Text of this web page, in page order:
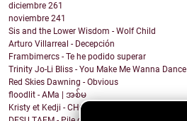
diciembre 261
noviembre 241
Sis and the Lower Wisdom - Wolf Child
Arturo Villarreal - Decepción
Frambimercs - Te he podido superar
Trinity Jo-Li Bliss - You Make Me Wanna Dance
Red Skies Dawning - Obvious
floodlit - AMa | အစ်မ
Kristy et Kedji - CHOUYA CHOUYA